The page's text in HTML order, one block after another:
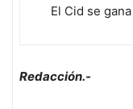
El Cid se
Redacción.-